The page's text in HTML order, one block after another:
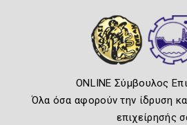
ONLINE Σύμβουλος
Όλα όσα αφορούν την ίδρυση
επιχείρησής